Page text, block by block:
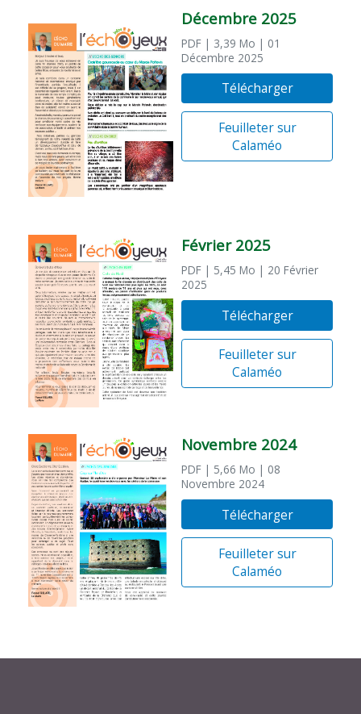
Décembre 2025
PDF | 3,39 Mo | 01
Décembre 2025
Télécharger
Feuilleter sur
Calaméo
Février 2025
PDF | 5,45 Mo | 20 Février
2025
Télécharger
Feuilleter sur
Calaméo
Novembre 2024
PDF | 5,66 Mo | 08
Novembre 2024
Télécharger
Feuilleter sur
Calaméo